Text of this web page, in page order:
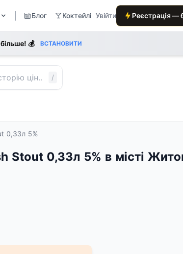
Блог Коктейлі Увійти Реєстрація —
💰 ВСТАНОВИТИ
/
0,33л 5%
Stout 0,33л 5% в місті